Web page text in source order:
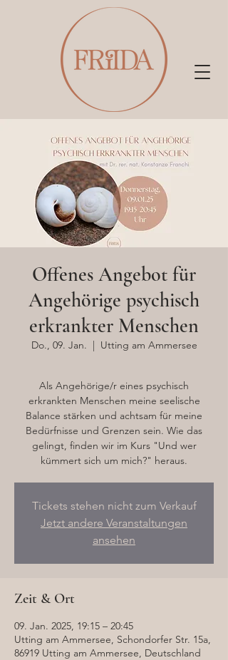
Offenes Angebot für
Angehörige psychisch
erkrankter Menschen
Do., 09. Jan.
  |
Utting am Ammersee
Als Angehörige/r eines psychisch
erkrankten Menschen meine seelische
Balance stärken und achtsam für meine
Bedürfnisse und Grenzen sein. Wie das
gelingt, finden wir im Kurs "Und wer
kümmert sich um mich?" heraus.
Tickets stehen nicht zum Verkauf
Jetzt andere Veranstaltungen
ansehen
Zeit & Ort
09. Jan. 2025, 19:15 – 20:45
Utting am Ammersee, Schondorfer Str. 15a,
86919 Utting am Ammersee, Deutschland